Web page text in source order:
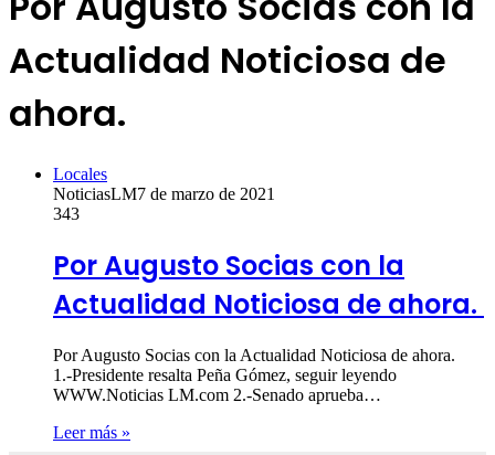
Actualidad Noticiosa de
ahora.
Locales
NoticiasLM7 de marzo de 2021
343
Por Augusto Socias con la
Actualidad Noticiosa de ahora.
Por Augusto Socias con la Actualidad Noticiosa de ahora.
1.-Presidente resalta Peña Gómez, seguir leyendo
WWW.Noticias LM.com 2.-Senado aprueba…
Leer más »